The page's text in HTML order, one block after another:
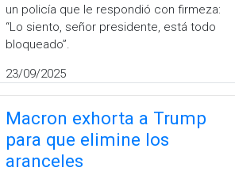
un policía que le respondió con firmeza:
“Lo siento, señor presidente, está todo
bloqueado”.
23/09/2025
Macron exhorta a Trump
para que elimine los
aranceles